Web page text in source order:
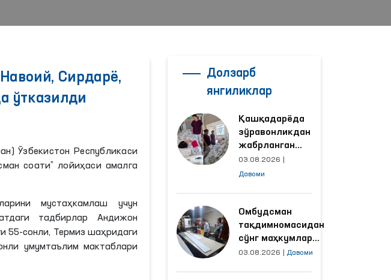
Сирдарё,
ўтказилди
Ўзбекистон Республикаси
соати” лойиҳаси амалга
мустаҳкамлаш учун
тадбирлар Андижон
55-сонли, Термиз шаҳридаги
умумтаълим мактаблари
Долзарб
янгиликлар
Қашқадарёда
зўравонликдан
жабрланган
аёлнинг ҳолати
Омбудсман
03.08.2026
Давоми
Омбудсман
тақдимномасидан
сўнг маҳкумлар
меҳнат қилаётган
03.08.2026 Давоми